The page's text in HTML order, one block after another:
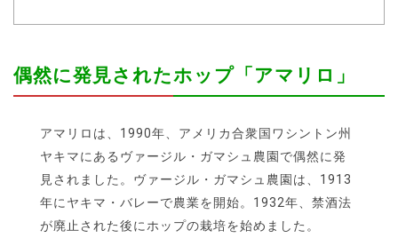
偶然に発見されたホップ「アマリロ」
アマリロは、1990年、アメリカ合衆国ワシントン州
ヤキマにあるヴァージル・ガマシュ農園で偶然に発
見されました。ヴァージル・ガマシュ農園は、1913
年にヤキマ・バレーで農業を開始。1932年、禁酒法
が廃止された後にホップの栽培を始めました。